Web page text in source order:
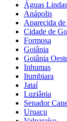
Águas Lindas
Anápolis
Aparecida
Cidade de
Formosa
Goiânia
Goiânia
Inhumas
Itumbiara
Jataí
Luziânia
Senador
Uruaçu